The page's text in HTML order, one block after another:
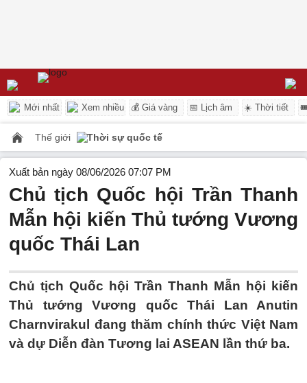
Mới nhất Xem nhiều 💰 Giá vàng 📅 Lịch âm ☀️ Thời tiết
Thế giới Thời sự quốc tế
Xuất bản ngày 08/06/2026 07:07 PM
Chủ tịch Quốc hội Trần Thanh
Mẫn hội kiến Thủ tướng Vương
quốc Thái Lan
Chủ tịch Quốc hội Trần Thanh Mẫn hội kiến
Thủ tướng Vương quốc Thái Lan Anutin
Charnvirakul đang thăm chính thức Việt Nam
và dự Diễn đàn Tương lai ASEAN lần thứ ba.